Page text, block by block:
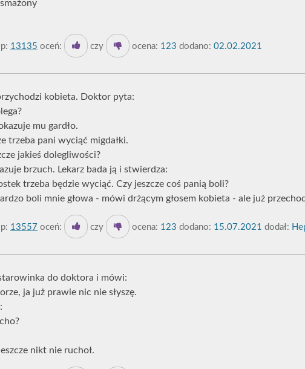
13135 oceń: czy ocena: 123 dodano: 02.02.2021
kobieta. Doktor pyta:
mu gardło.
trzeba pani wyciąć migdałki.
jakieś dolegliwości?
brzuch. Lekarz bada ją i stwierdza:
trzeba będzie wyciąć. Czy jeszcze coś panią boli?
boli mnie głowa - mówi drżącym głosem kobieta - ale już
13557 oceń: czy ocena: 123 dodano: 15.07.2021 dodał:
do doktora i mówi:
ja już prawie nic nie słyszę.
nikt nie ruchoł.